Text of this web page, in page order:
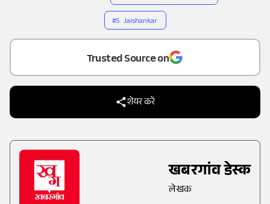
Add
as a
Trusted Source on
शेयर करें
खबरगांव डेस्क
लेखक
#S. Jaishankar